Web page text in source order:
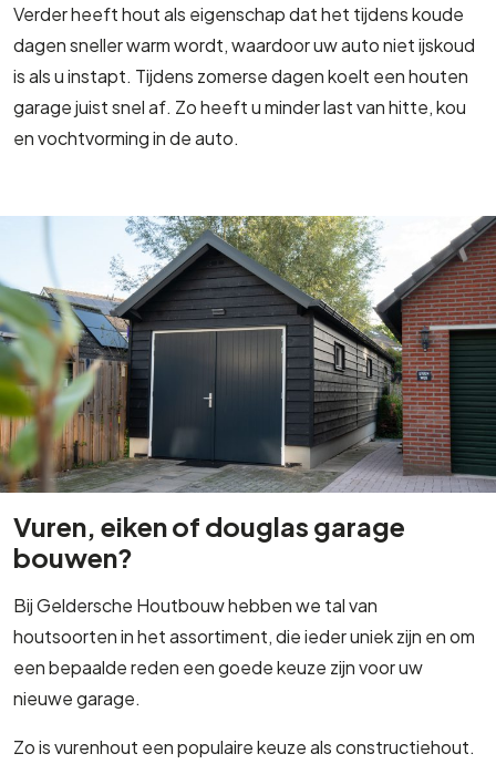
Verder heeft hout als eigenschap dat het tijdens koude
dagen sneller warm wordt, waardoor uw auto niet ijskoud
is als u instapt. Tijdens zomerse dagen koelt een houten
garage juist snel af. Zo heeft u minder last van hitte, kou
en vochtvorming in de auto.
Vuren, eiken of douglas garage
bouwen?
Bij Geldersche Houtbouw hebben we tal van
houtsoorten in het assortiment, die ieder uniek zijn en om
een bepaalde reden een goede keuze zijn voor uw
nieuwe garage.
Zo is vurenhout een populaire keuze als constructiehout.